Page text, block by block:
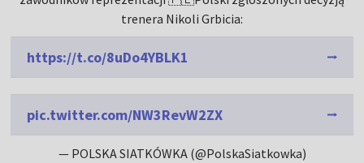
trenera Nikoli Grbicia:
https://t.co/8uDo4YBLK1
pic.twitter.com/NW3RevW2ZX
— POLSKA SIATKÓWKA (@PolskaSiatkowka)